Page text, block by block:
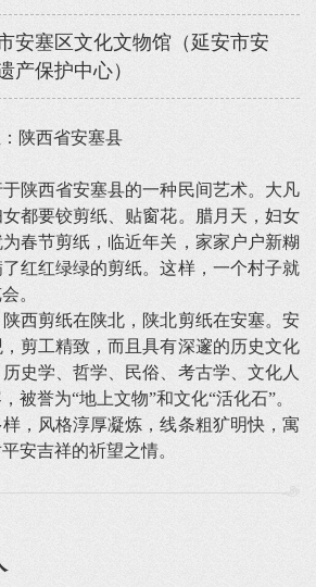
安塞区文化文物馆（延安市安
产保护中心）
陕西省安塞县
西省安塞县的一种民间艺术。大凡
都要铰剪纸、贴窗花。腊月天，妇女
春节剪纸，临近年关，家家户户新糊
红红绿绿的剪纸。这样，一个村子就
。
剪纸在陕北，陕北剪纸在安塞。安
剪工精致，而且具有深邃的历史文化
史学、哲学、民俗、考古学、文化人
被誉为“地上文物”和文化“活化石”。
风格淳厚凝炼，线条粗犷明快，寓
安吉祥的祈望之情。